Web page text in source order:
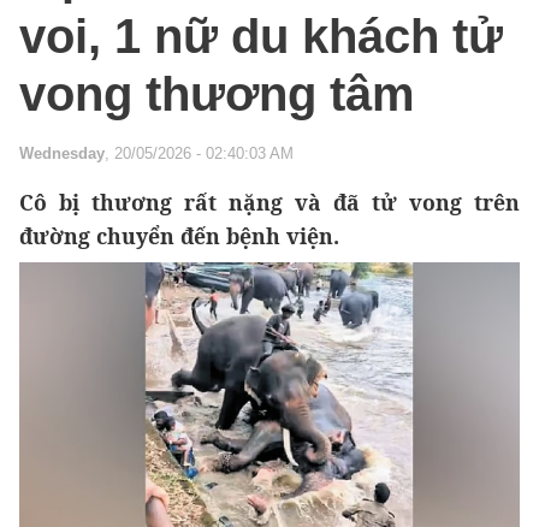
voi, 1 nữ du khách tử
vong thương tâm
Wednesday, 20/05/2026 - 02:40:03 AM
Cô bị thương rất nặng và đã tử vong trên
đường chuyển đến bệnh viện.